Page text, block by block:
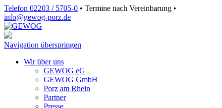
Telefon 02203 / 5705-0 • Termine nach Vereinbarung •
info@gewog‑porz.de
Navigation überspringen
Wir über uns
GEWOG eG
GEWOG GmbH
Porz am Rhein
Partner
Presse